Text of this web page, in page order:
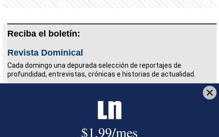
Reciba el boletín:
Revista Dominical
Cada domingo una depurada selección de reportajes de
profundidad, entrevistas, crónicas e historias de actualidad.